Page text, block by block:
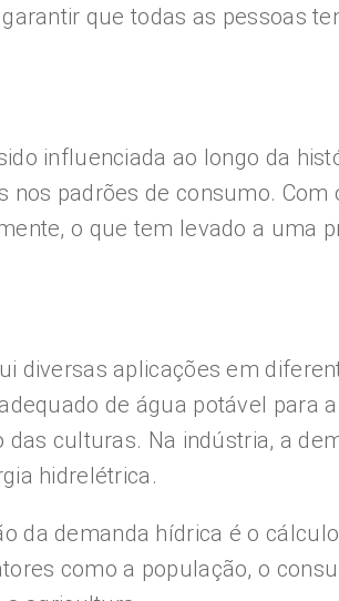
que todas as pessoas
influenciada ao longo da
nos padrões de consumo.
o que tem levado a uma
diversas aplicações em
de água potável para
das culturas. Na indústria, a
hidrelétrica.
da demanda hídrica é o
como a população, o